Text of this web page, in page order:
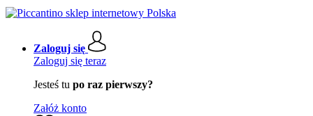
Zaloguj się
Zaloguj się teraz
Jesteś tu po raz pierwszy?
Załóż konto